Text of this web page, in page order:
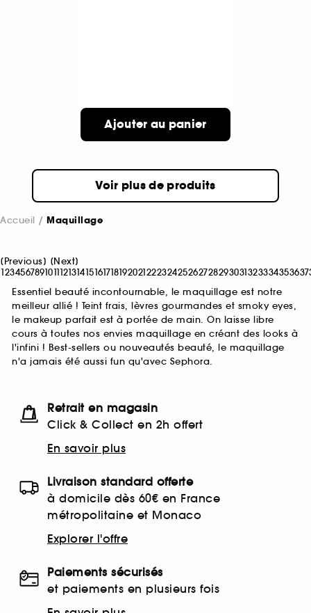
Ajouter au panier
Voir plus de produits
Accueil Maquillage
[Previous] [Next]
12345678910111213141516171819202122232425262728293031323334353637
Essentiel beauté incontournable, le maquillage est notre
meilleur allié ! Teint frais, lèvres gourmandes et smoky eyes,
le makeup parfait est à portée de main. On laisse libre
cours à toutes nos envies maquillage en créant des looks à
l'infini ! Best-sellers ou nouveautés beauté, le maquillage
n'a jamais été aussi fun qu'avec Sephora.
Retrait en magasin
Click & Collect en 2h offert
En savoir plus
Livraison standard offerte
à domicile dès 60€ en France
métropolitaine et Monaco
Explorer l'offre
Paiements sécurisés
et paiements en plusieurs fois